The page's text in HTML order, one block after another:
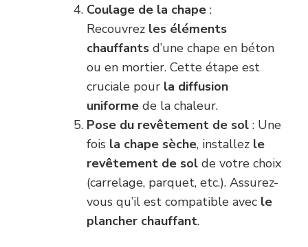
Coulage de la chape :
Recouvrez les éléments
chauffants d’une chape en béton
ou en mortier. Cette étape est
cruciale pour la diffusion
uniforme de la chaleur.
Pose du revêtement de sol : Une
fois la chape sèche, installez le
revêtement de sol de votre choix
(carrelage, parquet, etc.). Assurez-
vous qu’il est compatible avec le
plancher chauffant.